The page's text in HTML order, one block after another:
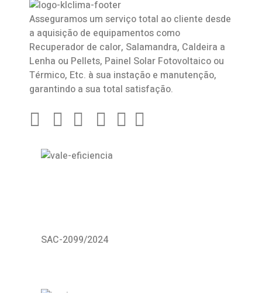
Asseguramos um serviço total ao cliente desde
a aquisição de equipamentos como
Recuperador de calor, Salamandra, Caldeira a
Lenha ou Pellets, Painel Solar Fotovoltaico ou
Térmico, Etc. à sua instação e manutenção,
garantindo a sua total satisfação.
SAC-2099/2024